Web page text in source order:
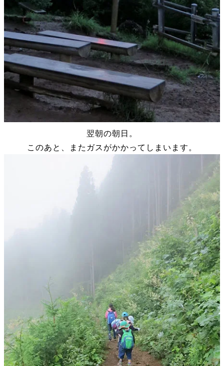
翌朝の朝日。
このあと、またガスがかかってしまいます。